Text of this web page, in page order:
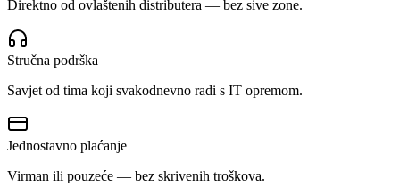
Direktno od ovlaštenih distributera — bez sive zone.
Stručna podrška
Savjet od tima koji svakodnevno radi s IT opremom.
Jednostavno plaćanje
Virman ili pouzeće — bez skrivenih troškova.